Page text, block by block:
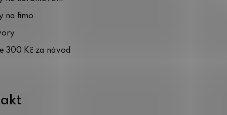
na fimo
300 Kč za návod